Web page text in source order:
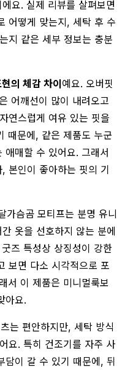
요. 실제 리뷰를 살펴보면
어떻게 맞는지, 세탁 후 수
지 같은 세부 정보는 충분
의 체감 차이예요. 오버핏
어깨선이 많이 내려오고
연스럽게 여유 있는 핏을
때문에, 같은 제품도 누군
애매할 수 있어요. 그래서
본인이 좋아하는 핏의 기
가슴곰 모티프는 분명 유니
옷을 선호하지 않는 분에
즈 특성상 상징성이 강한
보면 다소 시각적으로 포
서 이 제품은 미니멀룩보
아요.
는 편안하지만, 세탁 방식
요. 특히 건조기를 자주 사
담이 갈 수 있기 때문에, 뒤